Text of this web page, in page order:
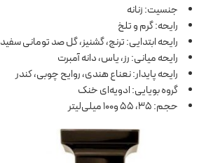
جنسیت: زنانه
رایحه: گرم و تلخ
رایحه ابتدایی: ترنج، گشنیز، گل صد تومانی سفید
رایحه میانی: رز، یاس، دانه آمبرت
رایحه پایدار: نعناع هندی، روایح چوبی، کندر
گروه بویایی: ادویه‌ای خنک
حجم: 35، 55 و100 میلی‌لیتر